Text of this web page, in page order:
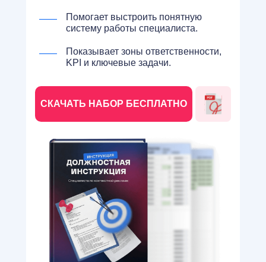
Показывает зоны ответственности,
KPI и ключевые задачи.
Помогает выстроить понятную
систему работы специалиста.
СКАЧАТЬ НАБОР БЕСПЛАТНО